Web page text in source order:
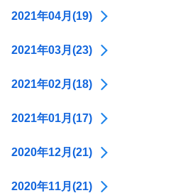
2021年04月(19)
2021年03月(23)
2021年02月(18)
2021年01月(17)
2020年12月(21)
2020年11月(21)